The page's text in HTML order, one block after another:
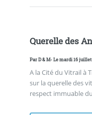
Querelle des
ParD & M- Le mardi 16
A la Cité du Vitrail à
sur la querelle des
respect immuable